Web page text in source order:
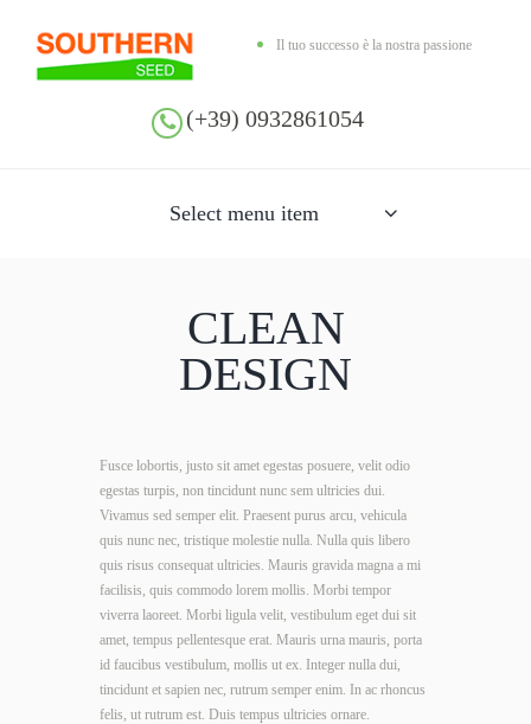
Il tuo successo è la nostra passione
(+39) 0932861054
Select menu item
CLEAN
DESIGN
Fusce lobortis, justo sit amet egestas posuere, velit odio
egestas turpis, non tincidunt nunc sem ultricies dui.
Vivamus sed semper elit. Praesent purus arcu, vehicula
quis nunc nec, tristique molestie nulla. Nulla quis libero
quis risus consequat ultricies. Mauris gravida magna a mi
facilisis, quis commodo lorem mollis. Morbi tempor
viverra laoreet. Morbi ligula velit, vestibulum eget dui sit
amet, tempus pellentesque erat. Mauris urna mauris, porta
id faucibus vestibulum, mollis ut ex. Integer nulla dui,
tincidunt et sapien nec, rutrum semper enim. In ac rhoncus
felis, ut rutrum est. Duis tempus ultricies ornare.